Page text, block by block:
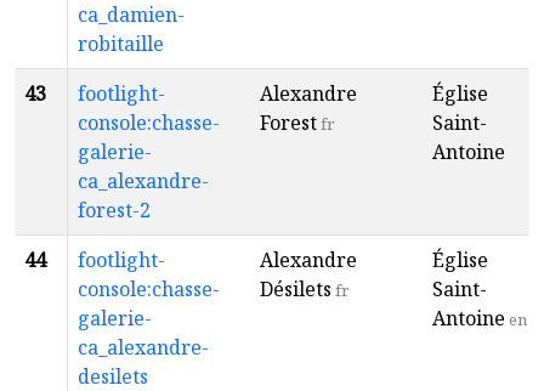
ca_damien-
robitaille
43
footlight-
console:chasse-
galerie-
ca_alexandre-
forest-2
Alexandre
Forestfr
Église
Saint-
Antoine
44
footlight-
console:chasse-
galerie-
ca_alexandre-
desilets
Alexandre
Désilets fr
Église
Saint-
Antoine en